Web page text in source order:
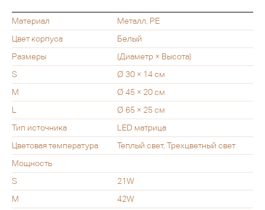
Материал
Металл, PE
Цвет корпуса
Белый
Размеры
(Диаметр × Высота)
S
Ø 30 × 14 см
M
Ø 45 × 20 см
L
Ø 65 × 25 см
Тип источника
LED матрица
Цветовая температура
Теплый свет, Трехцветный свет
Мощность
S
21W
M
42W